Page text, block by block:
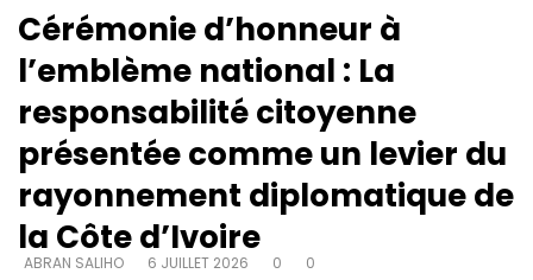
Cérémonie d’honneur à
l’emblème national : La
responsabilité citoyenne
présentée comme un levier du
rayonnement diplomatique de
la Côte d’Ivoire
ABRAN SALIHO 6 JUILLET 2026 0 0